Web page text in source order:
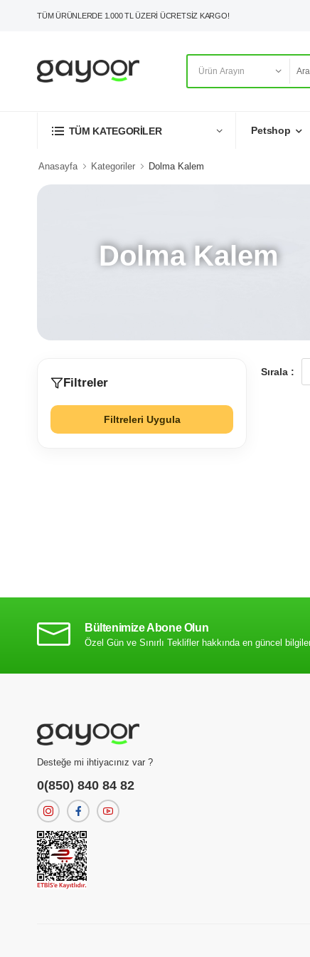
TÜM ÜRÜNLERDE 1.000 TL ÜZERİ ÜCRETSİZ KARGO!
TÜM KATEGORİLER Petshop
Anasayfa Kategoriler Dolma Kalem
Dolma Kalem
Filtreler
Filtreleri Uygula
Sırala :
Bültenimize Abone Olun
Özel Gün ve Sınırlı Teklifler hakkında en güncel
Desteğe mi ihtiyacınız var ?
0(850) 840 84 82